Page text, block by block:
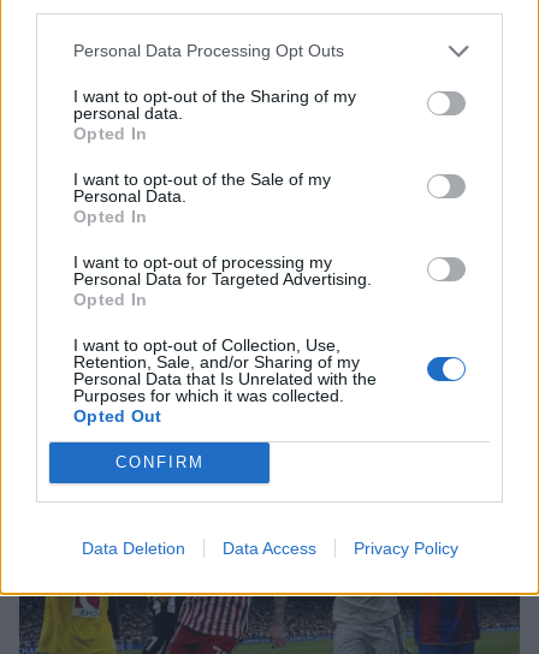
Personal Data Processing Opt Outs
I want to opt-out of the Sharing of my
personal data.
Opted In
I want to opt-out of the Sale of my
Personal Data.
Opted In
I want to opt-out of processing my
Personal Data for Targeted Advertising.
Opted In
I want to opt-out of Collection, Use,
Retention, Sale, and/or Sharing of my
Personal Data that Is Unrelated with the
Purposes for which it was collected.
Opted Out
CONFIRM
Data Deletion Data Access Privacy Policy
Άννα Βίσση: Πάντα ένα βήμα
μπροστά με το πιο κλασσικό
καλοκαιρινό αξεσουάρ!
Οι νέες σειράς του Alpha για τη
σεζόν 2026-2027- Δράμα, γέλιο,
SHOWBIZ
Σταματίνα Τσιμτσιλή: Το καλοκαίρι
δεν θα φορέσω ποτέ make up, δεν
θα βαφτώ
Το παιδί επιστρέφει!
Πάρος: Συγκλονίζει ο πατέρας του άτυχου 4χρονου
αγοριού - Λεπτό προς λεπτό οι δραματικές στιγμές